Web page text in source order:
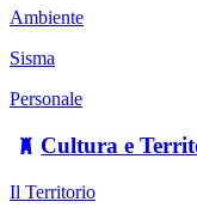
Ambiente
Sisma
Personale
Cultura e
Il Territorio